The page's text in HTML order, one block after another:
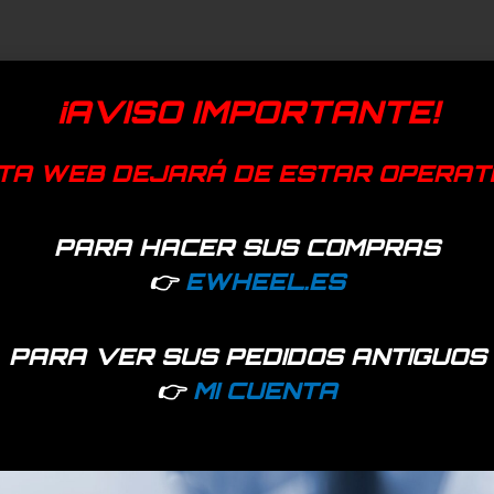
¡AVISO IMPORTANTE!
WEB DEJARÁ DE ESTAR
PARA HACER SUS COMPRAS
👉 EWHEEL.ES
PARA VER SUS PEDIDOS ANTIGUOS
👉 MI CUENTA